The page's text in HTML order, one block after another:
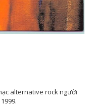
alternative rock người